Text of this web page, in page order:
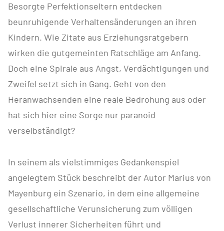
Besorgte Perfektionseltern entdecken
beunruhigende Verhaltensänderungen an ihren
Kindern. Wie Zitate aus Erziehungsratgebern
wirken die gutgemeinten Ratschläge am Anfang.
Doch eine Spirale aus Angst, Verdächtigungen und
Zweifel setzt sich in Gang. Geht von den
Heranwachsenden eine reale Bedrohung aus oder
hat sich hier eine Sorge nur paranoid
verselbständigt?
In seinem als vielstimmiges Gedankenspiel
angelegtem Stück beschreibt der Autor Marius von
Mayenburg ein Szenario, in dem eine allgemeine
gesellschaftliche Verunsicherung zum völligen
Verlust innerer Sicherheiten führt und